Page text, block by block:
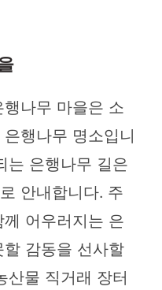
나무 마을은 소
행나무 명소입니
는 은행나무 길은
안내합니다. 주
어우러지는 은
감동을 선사할
산물 직거래 장터